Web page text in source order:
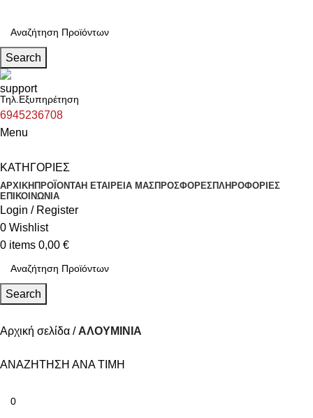
Search
Τηλ.Εξυπηρέτηση
6945236708
Menu
ΚΑΤΗΓΟΡΙΕΣ
ΑΡΧΙΚΗ ΠΡΟΪΟΝΤΑΗ ΕΤΑΙΡΕΙΑ ΜΑΣΠΡΟΣΦΟΡΕΣΠΛΗΡΟΦΟΡΙΕΣ
ΕΠΙΚΟΙΝΩΝΙΑ
Login / Register
0 Wishlist
0 items 0,00 €
Search
Αρχική σελίδα ΑΛΟΥΜΙΝΙΑ
ΑΝΑΖΗΤΗΣΗ ΑΝΑ ΤΙΜΗ